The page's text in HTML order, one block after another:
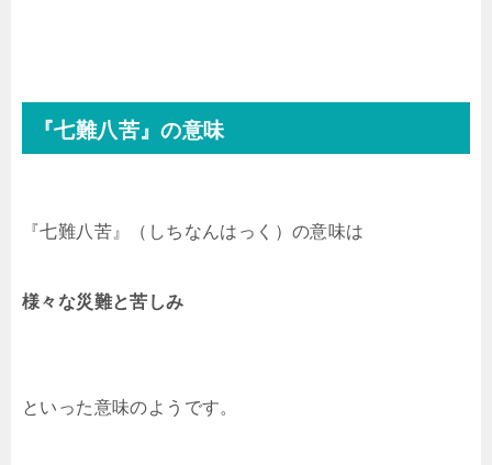
『七難八苦』の意味
『七難八苦』（しちなんはっく）の意味は
様々な災難と苦しみ
といった意味のようです。